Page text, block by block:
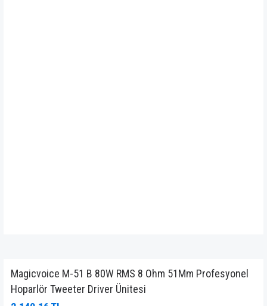
Magicvoice M-51 B 80W RMS 8 Ohm 51Mm Profesyonel
Hoparlör Tweeter Driver Ünitesi